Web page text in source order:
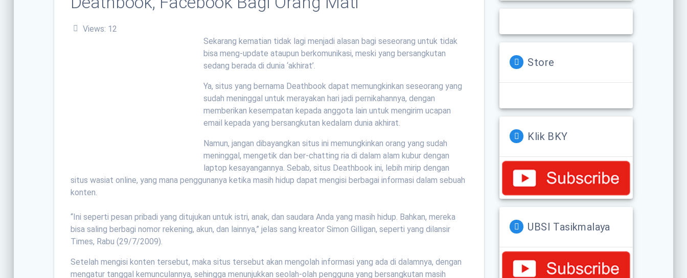
Views: 12
Sekarang kematian tidak lagi menjadi alasan bagi seseorang untuk tidak
bisa meng-update ataupun berkomunikasi, meski yang bersangkutan
sedang berada di dunia ‘akhirat’.
Ya, situs yang bernama Deathbook dapat memungkinkan seseorang yang
sudah meninggal untuk merayakan hari jadi pernikahannya, dengan
memberikan kesempatan kepada anggota lain untuk mengirim ucapan
email kepada yang bersangkutan kedalam dunia akhirat.
Namun, jangan dibayangkan situs ini memungkinkan orang yang sudah
meninggal, mengetik dan ber-chatting ria di dalam alam kubur dengan
laptop kesayangannya. Sebab, situs Deathbook ini, lebih mirip dengan
situs wasiat online, yang mana penggunanya ketika masih hidup dapat mengisi berbagai informasi dalam sebuah
konten.
“Ini seperti pesan pribadi yang ditujukan untuk istri, anak, dan saudara Anda yang masih hidup. Bahkan, mereka
bisa saling berbagi nomor rekening, akun, dan lainnya,” jelas sang kreator Simon Gilligan, seperti yang dilansir
Times, Rabu (29/7/2009).
Setelah mengisi konten tersebut, maka situs tersebut akan mengolah informasi yang ada di dalamnya, dengan
mengatur tanggal kemunculannya, sehingga menunjukkan seolah-olah pengguna yang bersangkutan masih
Store
Klik BKY
UBSI Tasikmalaya